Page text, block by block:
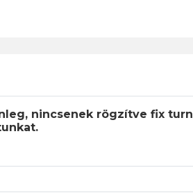
nincsenek rögzítve fix